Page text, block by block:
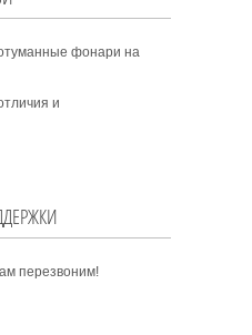
фонари на
и
перезвоним!